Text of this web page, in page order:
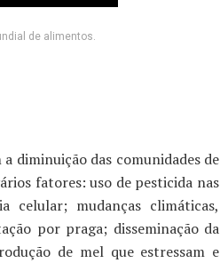
de alimentos.
diminuição das comunidades de
fatores: uso de pesticida nas
celular; mudanças climáticas,
por praga; disseminação da
de mel que estressam e